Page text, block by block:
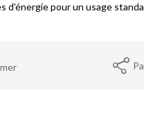
d'énergie pour un usage